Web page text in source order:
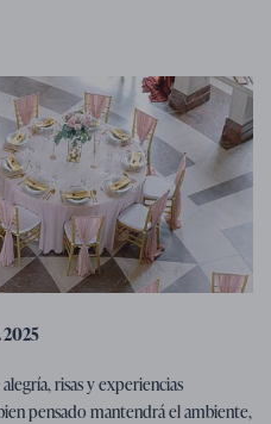
2025
para
risas y experiencias
pensado mantendrá el ambiente,